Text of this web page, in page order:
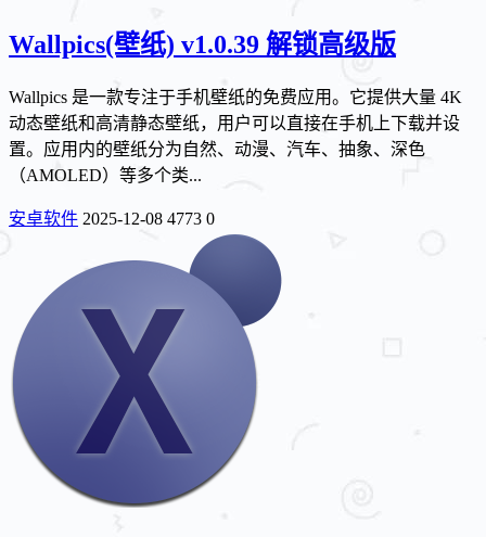
Wallpics(壁纸) v1.0.39 解锁高级版
Wallpics 是一款专注于手机壁纸的免费应用。它提供大量 4K
动态壁纸和高清静态壁纸，用户可以直接在手机上下载并设
置。应用内的壁纸分为自然、动漫、汽车、抽象、深色
（AMOLED）等多个类...
安卓软件 2025-12-08 4773 0